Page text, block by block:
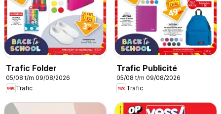
Trafic Folder
05/08 t/m 09/08/2026
Trafic
Trafic Publicité
05/08 t/m 09/08/2026
Trafic